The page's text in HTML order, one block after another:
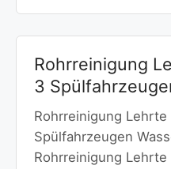
Rohrreinigung
3
Rohrreinigung
Spülfahrzeugen
Rohrreinigung